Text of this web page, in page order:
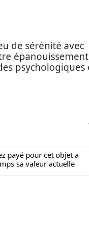
de sérénité avec
psychologiques
payé pour cet objet a
sa valeur actuelle